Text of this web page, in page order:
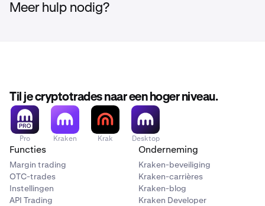
saldo aan te vullen.
Meer hulp nodig?
Til je cryptotrades naar een hoger niveau.
Pro Kraken Krak Desktop
Functies
Margin trading
OTC-trades
Instellingen
API Trading
Onderneming
Kraken-beveiliging
Kraken-carrières
Kraken-blog
Kraken Developer